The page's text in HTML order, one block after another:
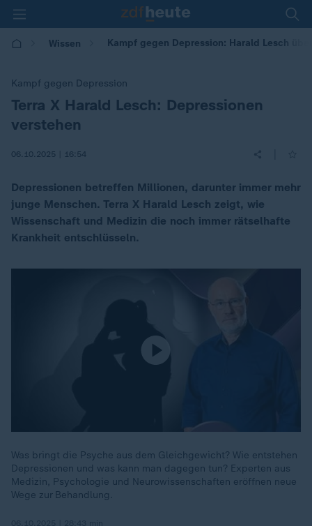
Wissen Kampf gegen Depression: Harald Lesch
Kampf gegen Depression
:
Terra X Harald Lesch: Depressionen
verstehen
06.10.2025 | 16:54
Depressionen betreffen Millionen, darunter immer mehr
junge Menschen. Terra X Harald Lesch zeigt, wie
Wissenschaft und Medizin die noch immer rätselhafte
Krankheit entschlüsseln.
Was bringt die Psyche aus dem Gleichgewicht? Wie entstehen
Depressionen und was kann man dagegen tun? Experten aus
Medizin, Psychologie und Neurowissenschaften eröffnen neue
Wege zur Behandlung.